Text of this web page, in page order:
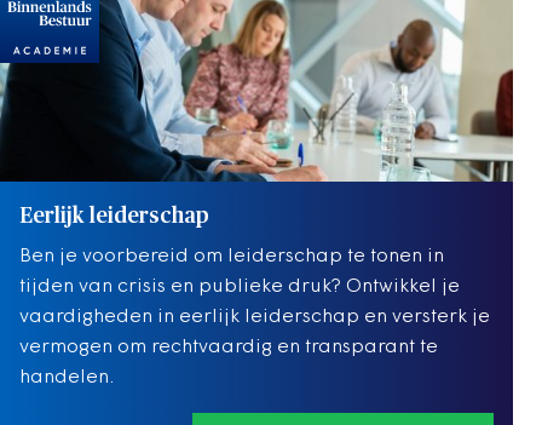
Eerlijk leiderschap
Ben je voorbereid om leiderschap te tonen in
tijden van crisis en publieke druk? Ontwikkel je
vaardigheden in eerlijk leiderschap en versterk je
vermogen om rechtvaardig en transparant te
handelen.